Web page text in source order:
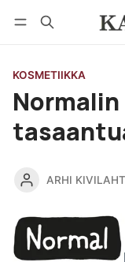
KOSMETIIKKA
Normalin
ARHI